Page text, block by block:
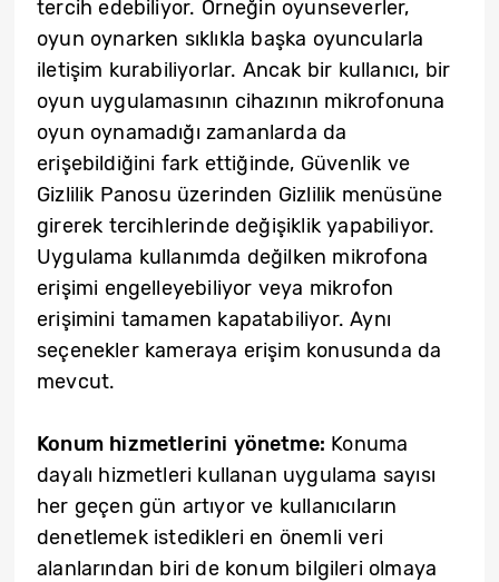
tercih edebiliyor. Örneğin oyunseverler,
oyun oynarken sıklıkla başka oyuncularla
iletişim kurabiliyorlar. Ancak bir kullanıcı, bir
oyun uygulamasının cihazının mikrofonuna
oyun oynamadığı zamanlarda da
erişebildiğini fark ettiğinde, Güvenlik ve
Gizlilik Panosu üzerinden Gizlilik menüsüne
girerek tercihlerinde değişiklik yapabiliyor.
Uygulama kullanımda değilken mikrofona
erişimi engelleyebiliyor veya mikrofon
erişimini tamamen kapatabiliyor. Aynı
seçenekler kameraya erişim konusunda da
mevcut.
Konum hizmetlerini yönetme: Konuma
dayalı hizmetleri kullanan uygulama sayısı
her geçen gün artıyor ve kullanıcıların
denetlemek istedikleri en önemli veri
alanlarından biri de konum bilgileri olmaya